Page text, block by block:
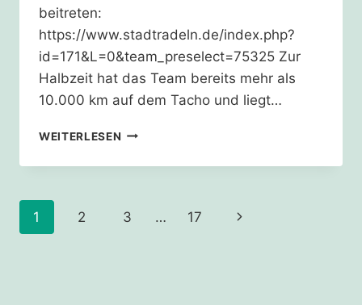
beitreten:
https://www.stadtradeln.de/index.php?
id=171&L=0&team_preselect=75325 Zur
Halbzeit hat das Team bereits mehr als
10.000 km auf dem Tacho und liegt…
WEITERLESEN SUCHE:
RADWEGE
UM
Seitennavigation
1 2 3 … 17
Nächste